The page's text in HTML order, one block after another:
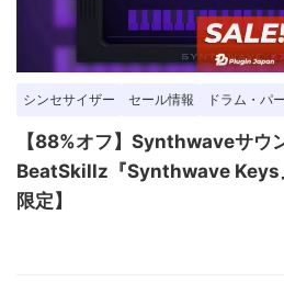
シンセサイザー セール情報 ドラム・パ
【88%オフ】Synthwaveサウ
BeatSkillz『Synthwave Keys
限定】